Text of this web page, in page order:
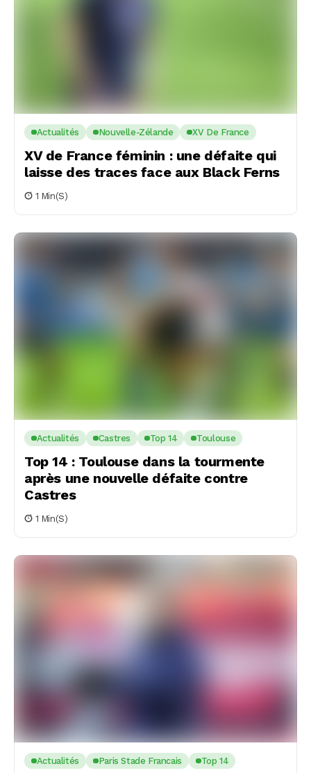
Actualités Nouvelle-Zélande XV De France
XV de France féminin : une défaite qui
laisse des traces face aux Black Ferns
1 Min(s)
Actualités Castres Top 14 Toulouse
Top 14 : Toulouse dans la tourmente
après une nouvelle défaite contre
Castres
1 Min(s)
Actualités Paris Stade Francais Top 14